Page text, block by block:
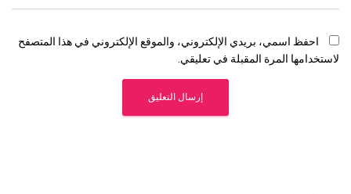
احفظ اسمي، بريدي الإلكتروني، والموقع الإلكتروني في هذا المتصفح
لاستخدامها المرة المقبلة في تعليقي.